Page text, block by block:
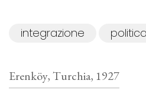
integrazione politica
Erenköy, Turchia, 1927